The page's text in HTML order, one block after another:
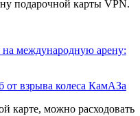
подарочной карты VPN.
на международную арену:
взрыва колеса КамАЗа
карте, можно расходовать